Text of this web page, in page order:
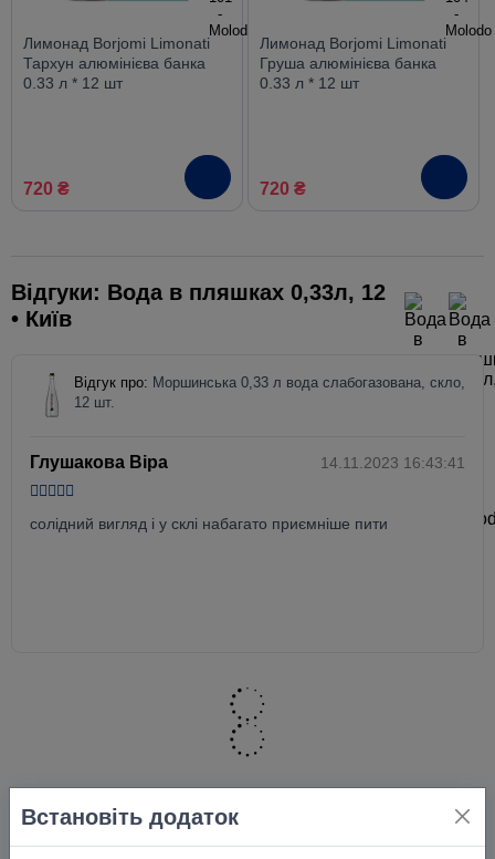
Лимонад Borjomi Limonati
Тархун алюмінієва банка
0.33 л * 12 шт
720 ₴
Лимонад Borjomi Limonati
Груша алюмінієва банка
0.33 л * 12 шт
720 ₴
Відгуки: Вода в пляшках 0,33л, 12
• Київ
Відгук про: Моршинська 0,33 л вода слабогазована, скло,
12 шт.
Глушакова Віра 14.11.2023 16:43:41
солідний вигляд і у склі набагато приємніше пити
Встановіть додаток